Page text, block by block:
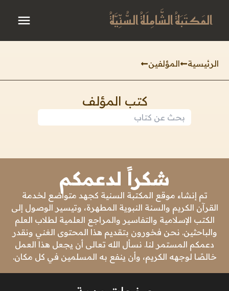
المَكتَبَةُ الشَّامِلَةُ السُّنِّيَّةُ
الرئيسية المؤلفين
كتب المؤلف
شكراً لدعمكم
تم إنشاء موقع المكتبة السنية كجهد متواضع لخدمة
القرآن الكريم والسنة النبوية المطهرة، وتيسير الوصول إلى
الكتب الإسلامية والتفاسير والمراجع العلمية لطلاب العلم
والباحثين. نحن فخورون بتقديم هذا المحتوى الغني ونقدر
دعمكم المستمر لنا. نسأل الله تعالى أن يجعل هذا العمل
خالصًا لوجهه الكريم، وأن ينفع به المسلمين في كل مكان.